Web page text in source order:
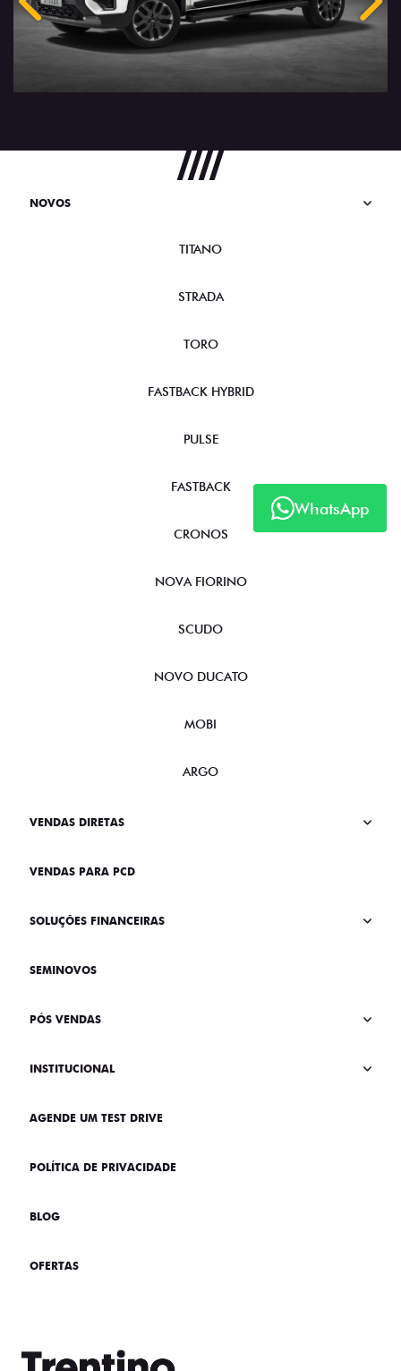
Anterior
WhatsApp
NOVOS
TITANO
STRADA
TORO
FASTBACK HYBRID
PULSE
FASTBACK
CRONOS
NOVA FIORINO
SCUDO
NOVO DUCATO
MOBI
ARGO
VENDAS DIRETAS
VENDAS PARA PCD
SOLUÇÕES FINANCEIRAS
SEMINOVOS
PÓS VENDAS
INSTITUCIONAL
AGENDE UM TEST DRIVE
POLÍTICA DE PRIVACIDADE
BLOG
OFERTAS